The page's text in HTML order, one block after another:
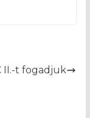
II.-t fogadjuk